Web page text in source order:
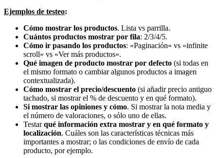
Ejemplos de testeo:
Cómo mostrar los productos. Lista vs parrilla.
Cuántos productos mostrar por fila: 2/3/4/5.
Cómo ir pasando los productos: «Paginación» vs «infinite
scroll» vs «Ver más productos».
Qué imagen de producto mostrar por defecto (si todas en
el mismo formato o cambiar algunos productos a imagen
contextualizada).
Cómo mostrar el precio/descuento (si añadir precio antiguo
tachado, si mostrar el % de descuento y en qué formato).
Si mostrar las opiniones y cómo. Si mostrar la nota media y
el número de valoraciones, o sólo uno de ellas.
Testarqué información extra mostrar y en qué formato y
localización. Cuáles son las características técnicas más
importantes a mostrar; o las condiciones de envío de cada
producto, por ejemplo.